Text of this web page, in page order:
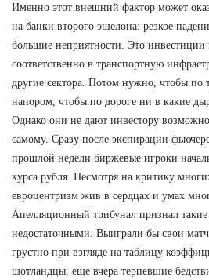
Именно этот внешний фактор может
на банки второго эшелона: резкое
большие неприятности. Это инвестиции
соответственно в транспортную
другие сектора. Потом нужно, чтобы по
напором, чтобы по дороге ни в какие
Однако они не дают инвестору
самому. Сразу после экспирации
прошлой недели биржевые игроки
курса рубля. Несмотря на критику
евроцентризм жив в сердцах и умах
Апелляционный трибунал признал
недостаточными. Выиграли бы свои
грустно при взгляде на таблицу
шотландцы, еще вчера терпевшие